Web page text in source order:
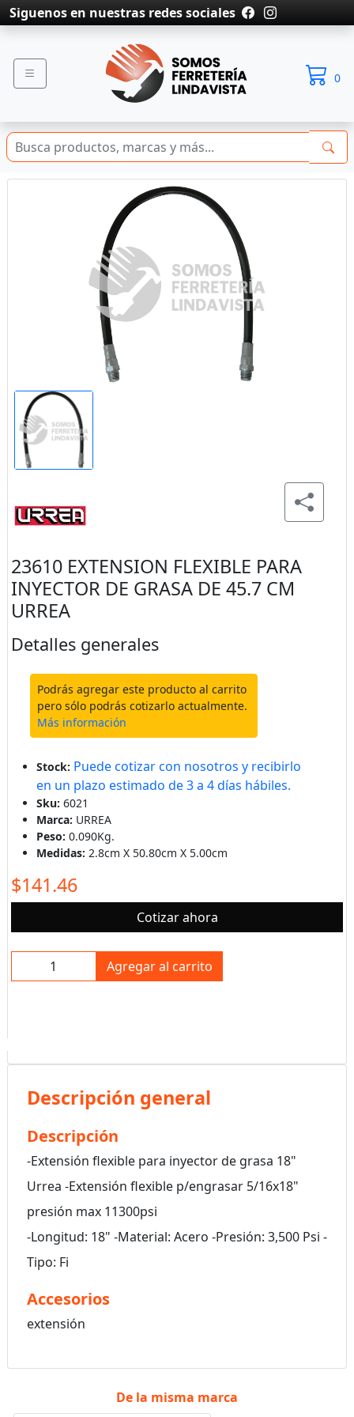
Siguenos en nuestras redes sociales
0
23610 EXTENSION FLEXIBLE PARA
INYECTOR DE GRASA DE 45.7 CM
URREA
Detalles generales
Podrás agregar este producto al carrito
pero sólo podrás cotizarlo actualmente.
Más información
Stock: Puede cotizar con nosotros y recibirlo
en un plazo estimado de 3 a 4 días hábiles.
Sku: 6021
Marca: URREA
Peso: 0.090Kg.
Medidas: 2.8cm X 50.80cm X 5.00cm
$141.46
Cotizar ahora
Agregar al carrito
Descripción general
Descripción
-Extensión flexible para inyector de grasa 18"
Urrea -Extensión flexible p/engrasar 5/16x18"
presión max 11300psi
-Longitud: 18" -Material: Acero -Presión: 3,500 Psi -
Tipo: Fi
Accesorios
extensión
De la misma marca